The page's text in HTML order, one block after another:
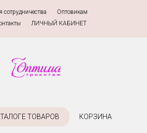
сотрудничества Оптовикам
ЛИЧНЫЙ КАБИНЕТ
ТОВАРОВ КОРЗИНА